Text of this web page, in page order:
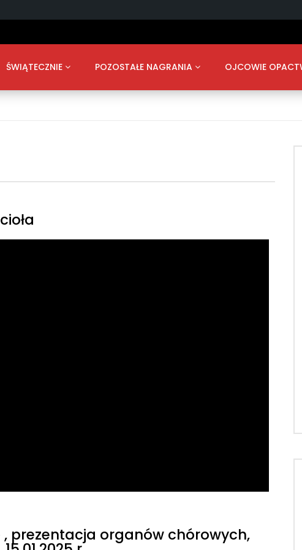
ŚWIĄTECZNIE POZOSTAŁE NAGRANIA OJCOWIE
, prezentacja organów chórowych,